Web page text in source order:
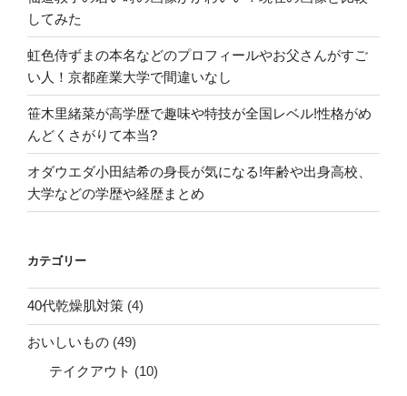
決
定”
の
してみた
虹色侍ずまの本名などのプロフィールやお父さんがすご
い人！京都産業大学で間違いなし
笹木里緒菜が高学歴で趣味や特技が全国レベル!性格がめ
んどくさがりて本当?
オダウエダ小田結希の身長が気になる!年齢や出身高校、
大学などの学歴や経歴まとめ
カテゴリー
40代乾燥肌対策 (4)
おいしいもの (49)
テイクアウト (10)